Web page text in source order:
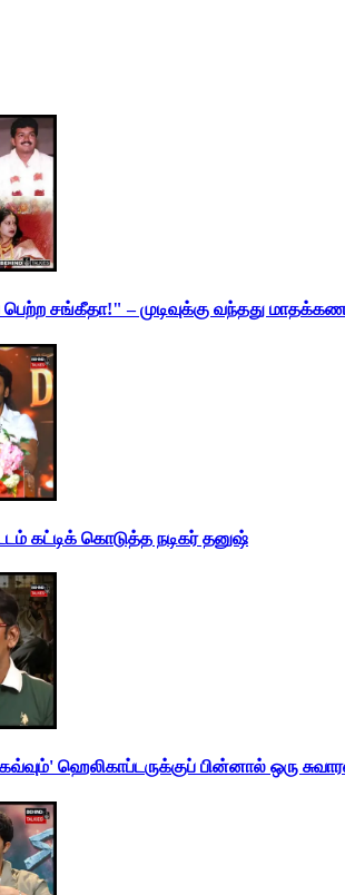
பெற்ற சங்கீதா!" – முடிவுக்கு வந்தது
கட்டிக் கொடுத்த நடிகர் தனுஷ்
ஹெலிகாப்டருக்குப் பின்னால் ஒரு